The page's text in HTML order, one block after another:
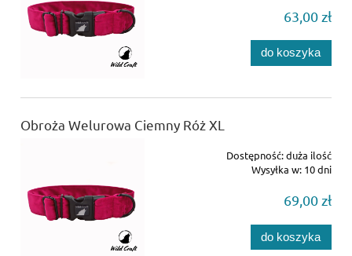
63,00 zł
do koszyka
Obroża Welurowa Ciemny Róż XL
Dostępność:duża ilość
Wysyłka w: 10 dni
69,00 zł
do koszyka